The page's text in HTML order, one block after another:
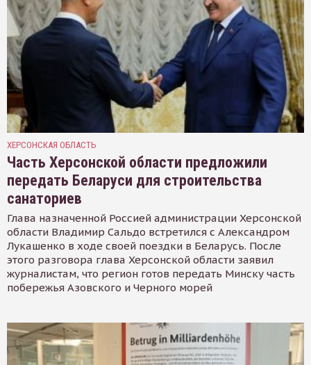
ХЕРСОНСКАЯ ОБЛАСТЬ
Часть Херсонской области предложили
передать Беларуси для строительства
санаториев
Глава назначенной Россией администрации Херсонской
области Владимир Сальдо встретился с Александром
Лукашенко в ходе своей поездки в Беларусь. После
этого разговора глава Херсонской области заявил
журналистам, что регион готов передать Минску часть
побережья Азовского и Черного морей